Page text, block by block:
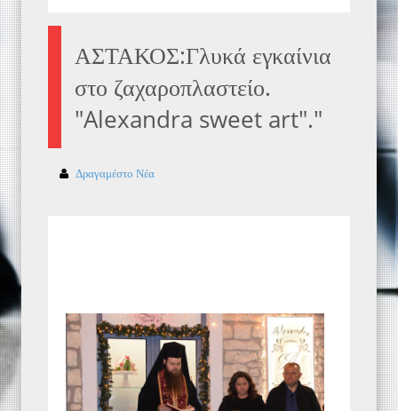
ΑΣΤΑΚΟΣ:Γλυκά εγκαίνια
στο ζαχαροπλαστείο.
"Alexandra sweet art"."
Δραγαμέστο Νέα